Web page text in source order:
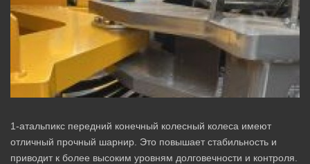
1-атальпикс передний конечный колесный колеса имеют
отличный прочный шарнир. Это повышает стабильность и
приводит к более высоким уровням долговечности и контроля.